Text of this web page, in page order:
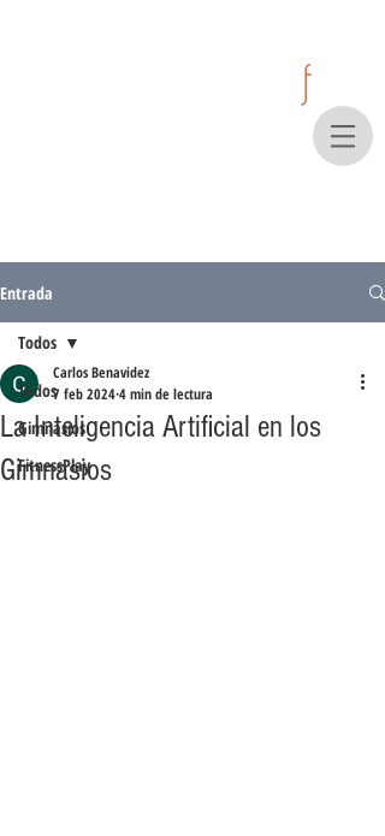
Entrada
Todos
Gimnasios
FitnessPlay
Todos
La Inteligencia Artificial en los
Gimnasios
Carlos Benavidez
7 feb 20244 min de lectura